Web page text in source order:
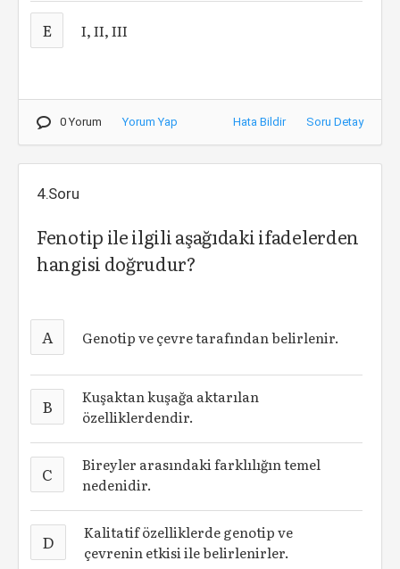
E I, II, III
0 Yorum Yorum Yap Hata Bildir Soru Detay
4.Soru
Fenotip ile ilgili aşağıdaki ifadelerden
hangisi doğrudur?
A Genotip ve çevre tarafından belirlenir.
B
Kuşaktan kuşağa aktarılan
özelliklerdendir.
C
Bireyler arasındaki farklılığın temel
nedenidir.
D
Kalitatif özelliklerde genotip ve
çevrenin etkisi ile belirlenirler.